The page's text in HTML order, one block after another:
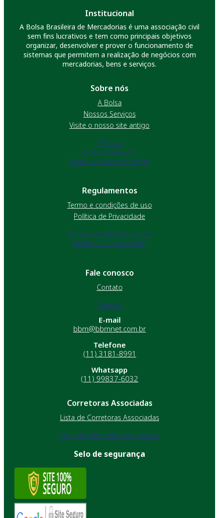
Institucional
A Bolsa Brasileira de Mercadorias é uma associação civil
sem fins lucrativos e tem como principais objetivos
organizar, desenvolver e prover o funcionamento de
sistemas que permitem a realização de negócios com
mercadorias, bens e serviços.
Sobre nós
A Bolsa
Nossos Serviços
Visite o nosso site antigo
A Bolsa
Nossos Serviços
Visite o nosso site antigo
Regulamentos
Termo e condições de uso
Política de Privacidade
Termo e condições de uso
Política de Privacidade
Fale conosco
Contato
Contato
E-mail
bbm@bbmnet.com.br
Telefone
(11) 3181-8991
Whatsapp
(11) 99837-6032
Corretoras Associadas
Lista de Corretoras Associadas
Lista de Corretoras Associadas
Selo de segurança